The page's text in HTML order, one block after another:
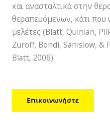
και ανασταλτικά στην
θεραπευόμενων, κάτι που
μελέτες (Blatt, Quinlan,
Zuroff, Bondi, Sanislow, &
Blatt, 2006).
Επικοινωνήστε